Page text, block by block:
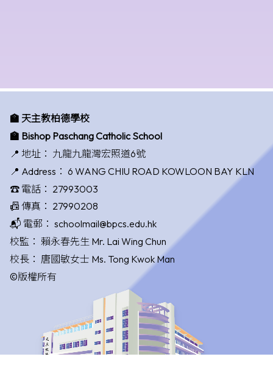
🏫 天主教柏德學校
🏫 Bishop Paschang Catholic School
📍 地址： 九龍九龍灣宏照道6號
📍 Address： 6 WANG CHIU ROAD KOWLOON BAY KLN
☎️ 電話： 27993003
📠 傳真： 27990208
📬 電郵： schoolmail@bpcs.edu.hk
校監： 賴永春先生 Mr. Lai Wing Chun
校長： 唐國敏女士 Ms. Tong Kwok Man
©版權所有